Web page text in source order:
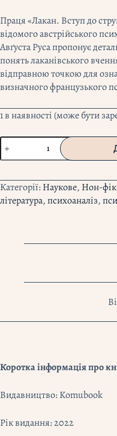
Праця «Лакан. Вступ до
відомого австрійського
Авґуста Руса пропонує
понять лаканівського
відправною точкою для
визначного французького
1 в наявності (може бути
"Лакан.
Вступ
структурного
психоаналізу"
Авґуст
Категорії:Наукове, Нон-
література,психоаналіз,
Коротка інформація про
Видавництво: Komubook
Рік видання: 2022